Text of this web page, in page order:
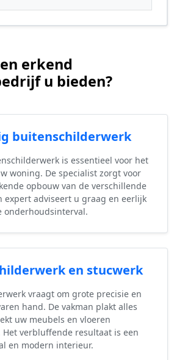
erkend
u bieden?
buitenschilderwerk
is essentieel voor het
woning. De specialist zorgt voor
opbouw van de verschillende
expert adviseert u graag en eerlijk
onderhoudsinterval.
en stucwerk
vraagt om grote precisie en
hand. De vakman plakt alles
uw meubels en vloeren
verbluffende resultaat is een
en modern interieur.